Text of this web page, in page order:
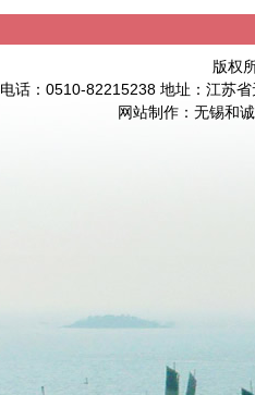
版权
电话：0510-82215238 地址：江苏
网站制作： 无锡和